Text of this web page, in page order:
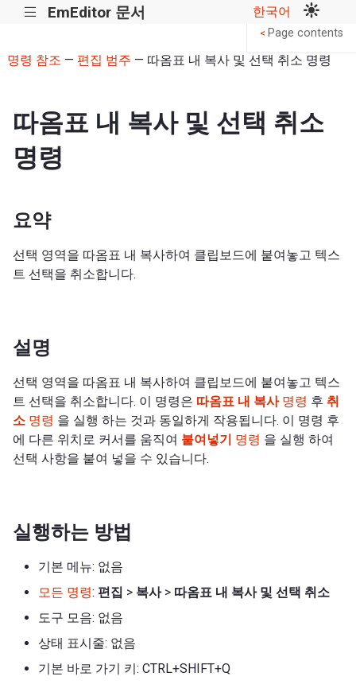
||| EmEditor 문서 한국어
명령 참조 — 편집 범주 — 따옴표 내 복사 및 선택 취소 명령
따옴표 내 복사 및 선택 취소
명령
요약
선택 영역을 따옴표 내 복사하여 클립보드에 붙여놓고 텍스
트 선택을 취소합니다.
설명
선택 영역을 따옴표 내 복사하여 클립보드에 붙여놓고 텍스
트 선택을 취소합니다. 이 명령은 따옴표 내 복사명령 후 취
소 명령 을 실행 하는 것과 동일하게 작용됩니다. 이 명령 후
에 다른 위치로 커서를 움직여 붙여넣기 명령 을 실행 하여
선택 사항을 붙여 넣을 수 있습니다.
실행하는 방법
기본 메뉴: 없음
모든 명령: 편집 > 복사> 따옴표 내 복사 및 선택 취소
도구 모음: 없음
상태 표시줄: 없음
기본 바로 가기 키: CTRL+SHIFT+Q
< Page contents